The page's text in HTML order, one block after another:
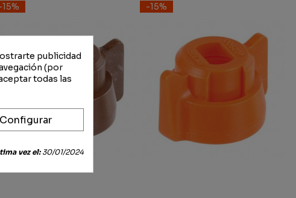
-15%
publicidad
(por
todas las
Configurar
vez el:30/01/2024